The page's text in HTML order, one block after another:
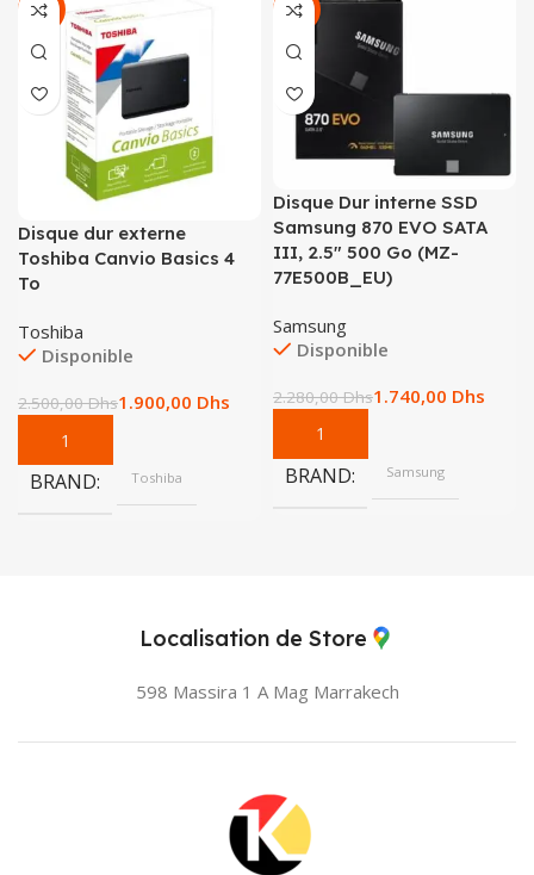
-24%
Disque dur externe
Toshiba Canvio Basics 4
To
Toshiba
Disponible
2.500,00Dhs1.900,00 Dhs
BRAND Toshiba
-24%
Disque Dur interne SSD
Samsung 870 EVO SATA
III, 2.5″ 500 Go (MZ-
77E500B_EU)
Samsung
Disponible
2.280,00Dhs1.740,00 Dhs
BRAND Samsung
Localisation de Store
598 Massira 1 A Mag Marrakech